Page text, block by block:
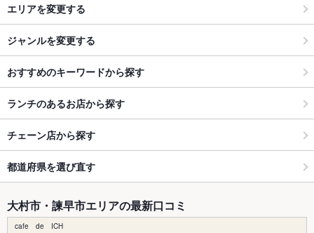
エリアを変更する
ジャンルを変更する
おすすめのキーワードから探す
ランチのあるお店から探す
チェーン店から探す
都道府県を選び直す
大村市・諫早市エリアの最新口コミ
cafe de ICH